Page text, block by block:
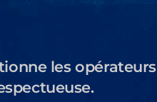
les opérateurs